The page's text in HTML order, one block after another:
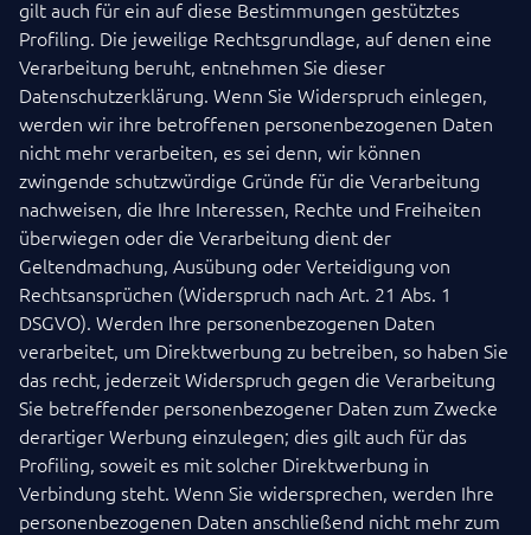
gilt auch für ein auf diese Bestimmungen gestütztes
Profiling. Die jeweilige Rechtsgrundlage, auf denen eine
Verarbeitung beruht, entnehmen Sie dieser
Datenschutzerklärung. Wenn Sie Widerspruch einlegen,
werden wir ihre betroffenen personenbezogenen Daten
nicht mehr verarbeiten, es sei denn, wir können
zwingende schutzwürdige Gründe für die Verarbeitung
nachweisen, die Ihre Interessen, Rechte und Freiheiten
überwiegen oder die Verarbeitung dient der
Geltendmachung, Ausübung oder Verteidigung von
Rechtsansprüchen (Widerspruch nach Art. 21 Abs. 1
DSGVO). Werden Ihre personenbezogenen Daten
verarbeitet, um Direktwerbung zu betreiben, so haben Sie
das recht, jederzeit Widerspruch gegen die Verarbeitung
Sie betreffender personenbezogener Daten zum Zwecke
derartiger Werbung einzulegen; dies gilt auch für das
Profiling, soweit es mit solcher Direktwerbung in
Verbindung steht. Wenn Sie widersprechen, werden Ihre
personenbezogenen Daten anschließend nicht mehr zum